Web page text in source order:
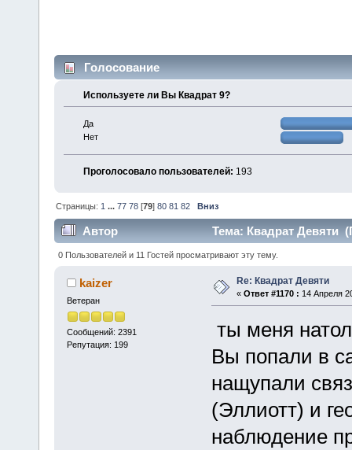
Голосование
Используете ли Вы Квадрат 9?
Да
Нет
Проголосовало пользователей: 193
Страницы: 1 ...77 78 [79]80 81 82 Вниз
Автор Тема: Квадрат Девяти
0 Пользователей и 11 Гостей просматривают эту тему.
kaizer
Ветеран
Сообщений: 2391
Репутация: 199
Re: Квадрат Девяти
« Ответ #1170 : 14 Апреля
ты меня
Вы попали в
нащупали
(Эллиотт) и
наблюдение